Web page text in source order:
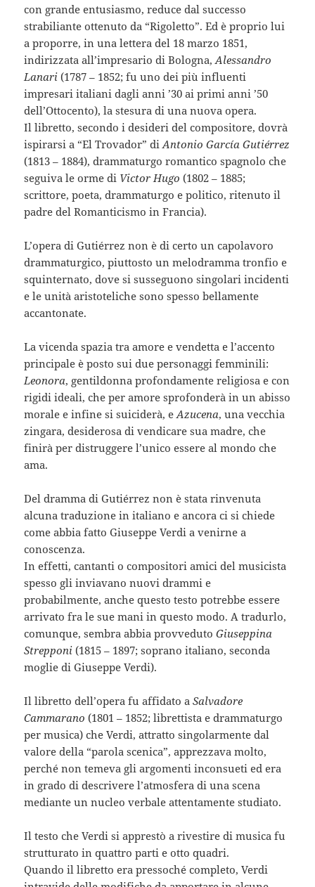
con grande entusiasmo, reduce dal successo
strabiliante ottenuto da “Rigoletto”. Ed è proprio lui
a proporre, in una lettera del 18 marzo 1851,
indirizzata all’impresario di Bologna,Alessandro
Lanari (1787 – 1852; fu uno dei più influenti
impresari italiani dagli anni ’30 ai primi anni ’50
dell’Ottocento), la stesura di una nuova opera.
Il libretto, secondo i desideri del compositore, dovrà
ispirarsi a “El Trovador” diAntonio García Gutiérrez
(1813 – 1884), drammaturgo romantico spagnolo che
seguiva le orme di Victor Hugo (1802 – 1885;
scrittore, poeta, drammaturgo e politico, ritenuto il
padre del Romanticismo in Francia).
L’opera di Gutiérrez non è di certo un capolavoro
drammaturgico, piuttosto un melodramma tronfio e
squinternato, dove si susseguono singolari incidenti
e le unità aristoteliche sono spesso bellamente
accantonate.
La vicenda spazia tra amore e vendetta e l’accento
principale è posto sui due personaggi femminili:
Leonora, gentildonna profondamente religiosa e con
rigidi ideali, che per amore sprofonderà in un abisso
morale e infine si suiciderà, eAzucena, una vecchia
zingara, desiderosa di vendicare sua madre, che
finirà per distruggere l’unico essere al mondo che
ama.
Del dramma di Gutiérrez non è stata rinvenuta
alcuna traduzione in italiano e ancora ci si chiede
come abbia fatto Giuseppe Verdi a venirne a
conoscenza.
In effetti, cantanti o compositori amici del musicista
spesso gli inviavano nuovi drammi e
probabilmente, anche questo testo potrebbe essere
arrivato fra le sue mani in questo modo. A tradurlo,
comunque, sembra abbia provvedutoGiuseppina
Strepponi (1815 – 1897; soprano italiano, seconda
moglie di Giuseppe Verdi).
Il libretto dell’opera fu affidato aSalvadore
Cammarano (1801 – 1852; librettista e drammaturgo
per musica) che Verdi, attratto singolarmente dal
valore della “parola scenica”, apprezzava molto,
perché non temeva gli argomenti inconsueti ed era
in grado di descrivere l’atmosfera di una scena
mediante un nucleo verbale attentamente studiato.
Il testo che Verdi si apprestò a rivestire di musica fu
strutturato in quattro parti e otto quadri.
Quando il libretto era pressoché completo, Verdi